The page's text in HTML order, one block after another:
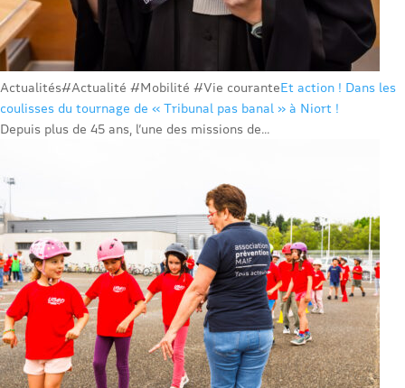
Actualités#Actualité #Mobilité #Vie couranteEt action ! Dans les
coulisses du tournage de « Tribunal pas banal » à Niort !
Depuis plus de 45 ans, l’une des missions de...